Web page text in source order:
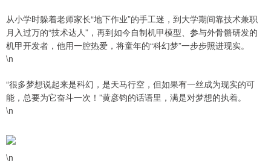
从小学时躲着老师家长“地下作业”的手工迷，到大学期间靠技术兼职
月入过万的“技术达人”，再到如今自制机甲模型、参与外骨骼研发的
机甲开发者，他用一腔热爱，将童年的“科幻梦”一步步照进现实。
\n
“很多梦想说起来是科幻，是天马行空，但如果有一丝成为现实的可
能，总要为它奋斗一次！”黄彦钧的话语里，满是对梦想的执着。
\n
\n